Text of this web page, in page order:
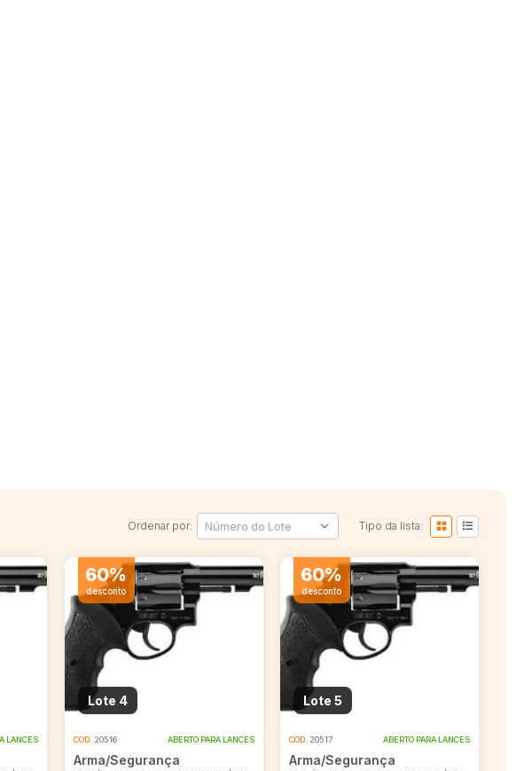
Ordenar por: Tipo da lista:
LANCES
60%
desconto
Lote 4
COD. 20516 ABERTO PARA LANCES
Arma/Segurança
60%
desconto
Lote 5
COD. 20517 ABERTO PARA LANCES
Arma/Segurança